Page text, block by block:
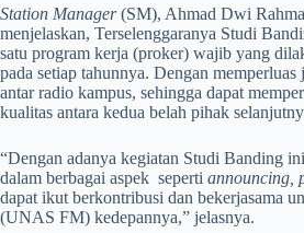
Station Manager(SM), Ahmad Dwi
menjelaskan, Terselenggaranya Studi
satu program kerja (proker) wajib yang
pada setiap tahunnya. Dengan
antar radio kampus, sehingga dapat
kualitas antara kedua belah pihak
“Dengan adanya kegiatan Studi Banding
dalam berbagai aspek seperti announcing,
dapat ikut berkontribusi dan bekerjasama
(UNAS FM) kedepannya,” jelasnya.